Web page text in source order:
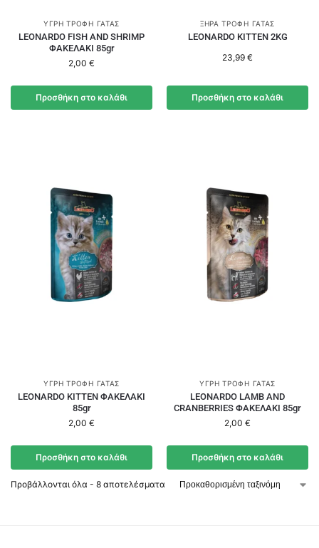
ΥΓΡΉ ΤΡΟΦΉ ΓΆΤΑΣ
LEONARDO FISH AND SHRIMP
ΦΑΚΕΛΑΚΙ 85gr
2,00 €
Προσθήκη στο καλάθι
ΞΗΡΆ ΤΡΟΦΉ ΓΆΤΑΣ
LEONARDO KITTEN 2KG
23,99 €
Προσθήκη στο καλάθι
ΥΓΡΉ ΤΡΟΦΉ ΓΆΤΑΣ
LEONARDO KITTEN ΦΑΚΕΛΑΚΙ
85gr
2,00 €
Προσθήκη στο καλάθι
ΥΓΡΉ ΤΡΟΦΉ ΓΆΤΑΣ
LEONARDO LAMB AND
CRANBERRIES ΦΑΚΕΛΑΚΙ 85gr
2,00 €
Προσθήκη στο καλάθι
Προβάλλονται όλα - 8 αποτελέσματα